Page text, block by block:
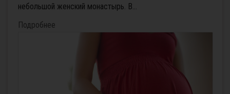
небольшой женский монастырь. В...
Подробнее